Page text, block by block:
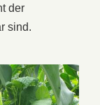
der
sind.